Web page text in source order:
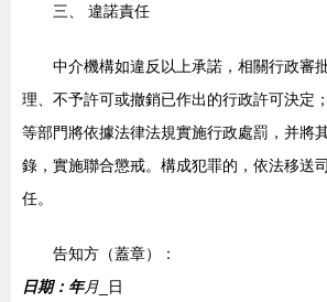
三、 違諾責任
中介機構如違反以上承諾，相關行政審
理、不予許可或撤銷已作出的行政許可決定
等部門將依據法律法規實施行政處罰，并將
錄，實施聯合懲戒。構成犯罪的，依法移送
任。
告知方（蓋章）：
日期： 年月 _日